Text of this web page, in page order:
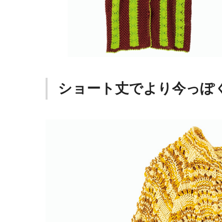
ショート丈でより今っぽ